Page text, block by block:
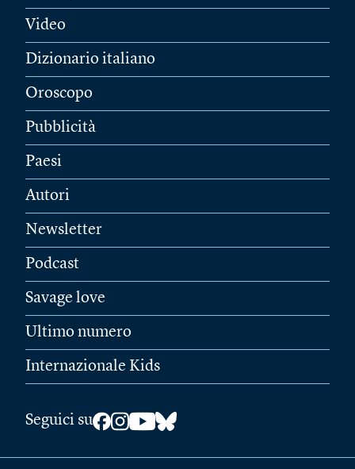
Video
Dizionario italiano
Oroscopo
Pubblicità
Paesi
Autori
Newsletter
Podcast
Savage love
Ultimo numero
Internazionale Kids
Seguici su